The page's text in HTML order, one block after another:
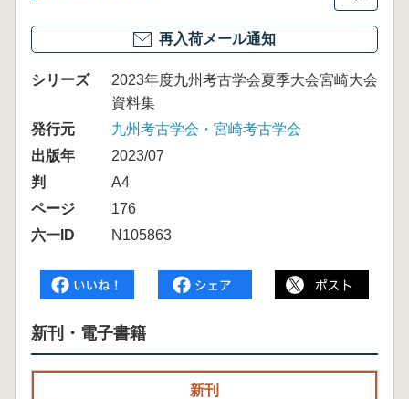
再入荷メール通知
シリーズ
2023年度九州考古学会夏季大会宮崎大会
資料集
発行元
九州考古学会・宮崎考古学会
出版年
2023/07
判
A4
ページ
176
六一ID
N105863
新刊・電子書籍
新刊